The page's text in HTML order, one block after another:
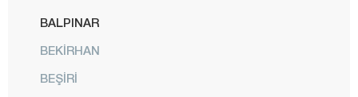
BALPINAR
BEKİRHAN
BEŞİRİ